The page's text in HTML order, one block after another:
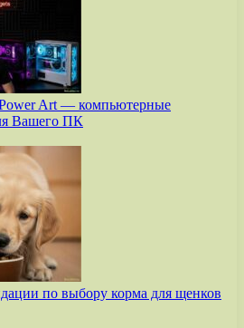
Art — компьютерные
Вашего ПК
по выбору корма для щенков